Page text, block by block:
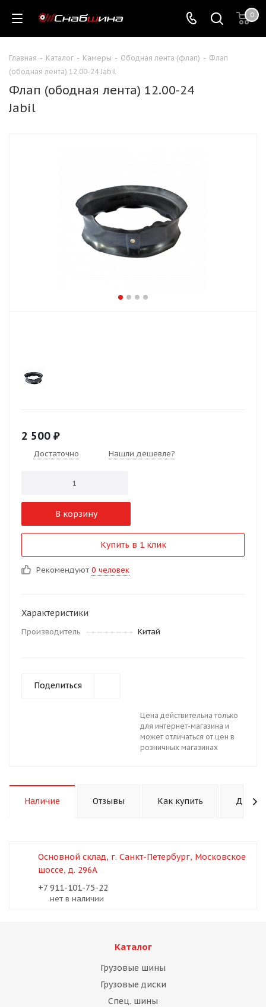
0
Главная - Каталог - Камеры - Ободная лента (флап) - Флап
(ободная лента) 12.00-24 Jabil
Флап (ободная лента) 12.00-24
Jabil
2 500 ₽
Достаточно Нашли дешевле?
В корзину
Купить в 1 клик
Рекомендуют 0 человек
Характеристики
Производитель Китай
Поделиться
Цена действительна только
для интернет-магазина и
может отличаться от цен в
розничных магазинах
Наличие Отзывы Как купить
Основной склад, г. Санкт-Петербург, Московское
шоссе, д. 296А
+7 911-101-75-22
Нет в наличии
Каталог
Грузовые шины
Грузовые диски
Спец. шины